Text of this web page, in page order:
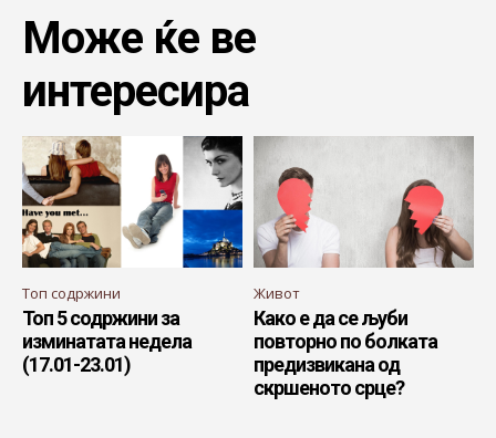
Може ќе ве
интересира
Топ содржини
Топ 5 содржини за
изминатата недела
(17.01-23.01)
Живот
Како е да се љуби
повторно по болката
предизвикана од
скршеното срце?